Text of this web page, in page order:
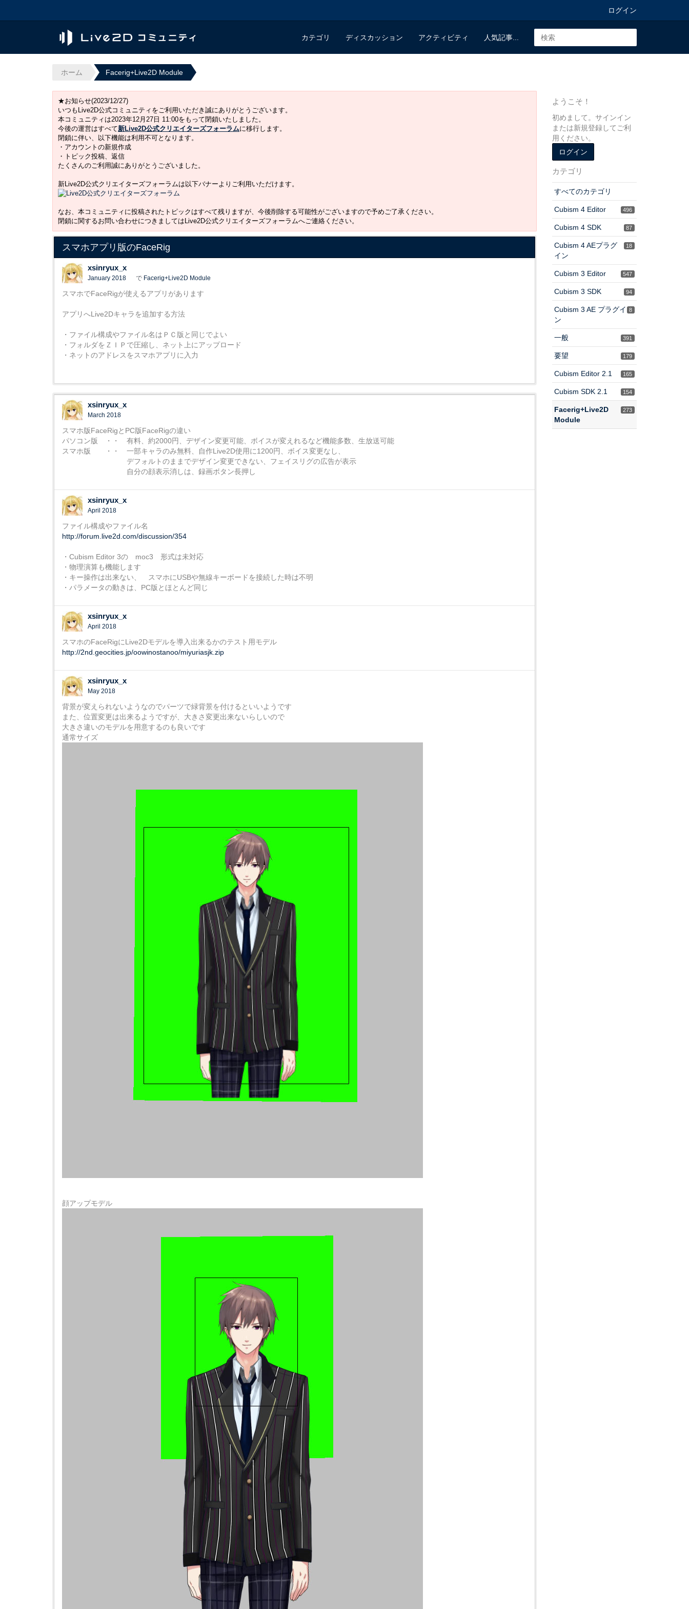
ログイン
カテゴリ ディスカッション アクティビティ 人気記事...
ホーム Facerig+Live2D Module
★お知らせ(2023/12/27)
いつもLive2D公式コミュニティをご利用いただき誠にありがとうございます。
本コミュニティは2023年12月27日 11:00をもって閉鎖いたしました。
今後の運営はすべて新Live2D公式クリエイターズフォーラムに移行します。
閉鎖に伴い、以下機能は利用不可となります。
・アカウントの新規作成
・トピック投稿、返信
たくさんのご利用誠にありがとうございました。
新Live2D公式クリエイターズフォーラムは以下バナーよりご利用いただけます。
なお、本コミュニティに投稿されたトピックはすべて残りますが、今後削除する可能性がございますので予めご了承ください。
閉鎖に関するお問い合わせにつきましてはLive2D公式クリエイターズフォーラムへご連絡ください。
スマホアプリ版のFaceRig
xsinryux_x
January 2018 で Facerig+Live2D Module
スマホでFaceRigが使えるアプリがあります
アプリへLive2Dキャラを追加する方法
・ファイル構成やファイル名はＰＣ版と同じでよい
・フォルダをＺＩＰで圧縮し、ネット上にアップロード
・ネットのアドレスをスマホアプリに入力
xsinryux_x
March 2018
スマホ版FaceRigとPC版FaceRigの違い
パソコン版 ・・ 有料、約2000円、デザイン変更可能、ボイスが変えれるなど機能多数、生放送可能
スマホ版 ・・ 一部キャラのみ無料、自作Live2D使用に1200円、ボイス変更なし、
デフォルトのままでデザイン変更できない、フェイスリグの広告が表示
自分の顔表示消しは、録画ボタン長押し
xsinryux_x
April 2018
ファイル構成やファイル名
http://forum.live2d.com/discussion/354
・Cubism Editor 3の moc3 形式は未対応
・物理演算も機能します
・キー操作は出来ない、 スマホにUSBや無線キーボードを接続した時は不明
・パラメータの動きは、PC版とほとんど同じ
xsinryux_x
April 2018
スマホのFaceRigにLive2Dモデルを導入出来るかのテスト用モデル
http://2nd.geocities.jp/oowinostanoo/miyuriasjk.zip
xsinryux_x
May 2018
背景が変えられないようなのでパーツで緑背景を付けるといいようです
また、位置変更は出来るようですが、大きさ変更出来ないらしいので
大きさ違いのモデルを用意するのも良いです
通常サイズ
顔アップモデル
ようこそ！
初めまして。サインイン
または新規登録してご利
用ください。
ログイン
カテゴリ
すべてのカテゴリ
496
Cubism 4 Editor
87
Cubism 4 SDK
18
Cubism 4 AEプラグ
イン
547
Cubism 3 Editor
94
Cubism 3 SDK
8
Cubism 3 AE プラグイ
ン
391
一般
179
要望
165
Cubism Editor 2.1
154
Cubism SDK 2.1
273
Facerig+Live2D
Module